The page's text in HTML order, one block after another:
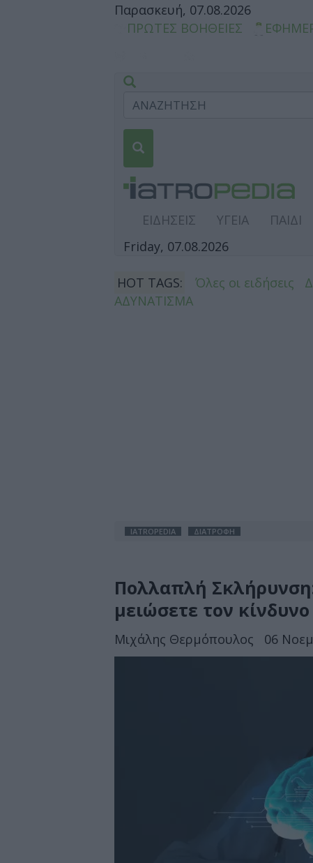
Παρασκευή, 07.08.2026
ΠΡΩΤΕΣ ΒΟΗΘΕΙΕΣ
ΕΙΔΗΣΕΙΣ ΥΓΕΙΑ ΠΑΙΔΙ
Friday, 07.08.2026
HOT TAGS: Όλες οι ειδήσεις
ΑΔΥΝΑΤΙΣΜΑ
IATROPEDIA ΔΙΑΤΡΟΦΗ
Πολλαπλή
μειώσετε τον
Μιχάλης Θερμόπουλος 06